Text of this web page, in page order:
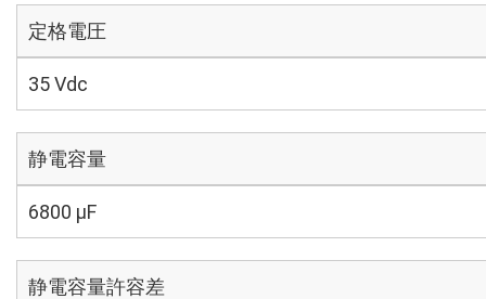
定格電圧
35 Vdc
静電容量
6800 µF
静電容量許容差